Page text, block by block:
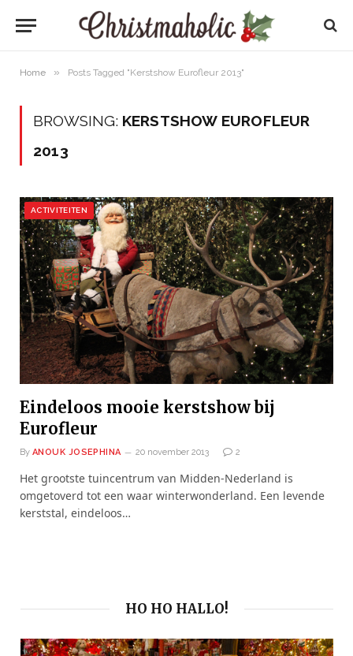
Home » Posts Tagged "Kerstshow Eurofleur 2013"
BROWSING: KERSTSHOW EUROFLEUR
2013
ACTIVITEITEN
Eindeloos mooie kerstshow bij
Eurofleur
By ANOUK JOSEPHINA 20 november 2013 2
Het grootste tuincentrum van Midden-Nederland is
omgetoverd tot een waar winterwonderland. Een levende
kerststal, eindeloos…
HO HO HALLO!